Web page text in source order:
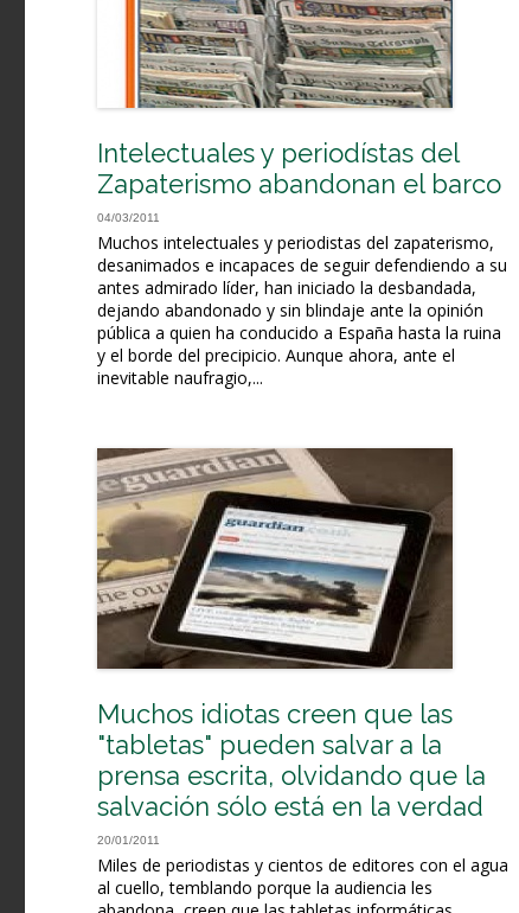
Intelectuales y periodístas del
Zapaterismo abandonan el barco
04/03/2011
Muchos intelectuales y periodistas del zapaterismo,
desanimados e incapaces de seguir defendiendo a su
antes admirado líder, han iniciado la desbandada,
dejando abandonado y sin blindaje ante la opinión
pública a quien ha conducido a España hasta la ruina
y el borde del precipicio. Aunque ahora, ante el
inevitable naufragio,...
Muchos idiotas creen que las
"tabletas" pueden salvar a la
prensa escrita, olvidando que la
salvación sólo está en la verdad
20/01/2011
Miles de periodistas y cientos de editores con el agua
al cuello, temblando porque la audiencia les